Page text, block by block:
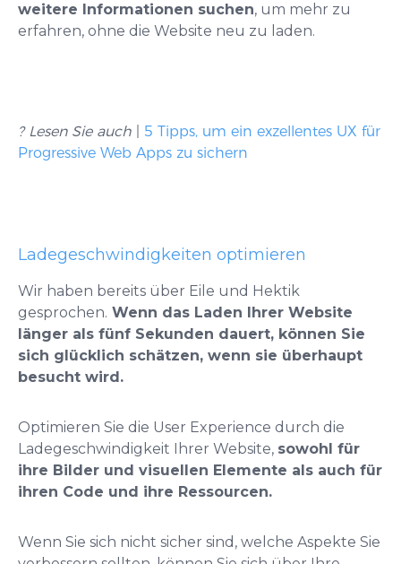
weitere Informationen suchen, um mehr zu
erfahren, ohne die Website neu zu laden.
? Lesen Sie auch
5 Tipps, um ein exzellentes UX für
Progressive Web Apps zu sichern
Ladegeschwindigkeiten optimieren
Wir haben bereits über Eile und Hektik
gesprochen. Wenn das Laden Ihrer Website
länger als fünf Sekunden dauert, können Sie
sich glücklich schätzen, wenn sie überhaupt
besucht wird.
Optimieren Sie die User Experience durch die
Ladegeschwindigkeit Ihrer Website, sowohl für
ihre Bilder und visuellen Elemente als auch für
ihren Code und ihre Ressourcen.
Wenn Sie sich nicht sicher sind, welche Aspekte Sie